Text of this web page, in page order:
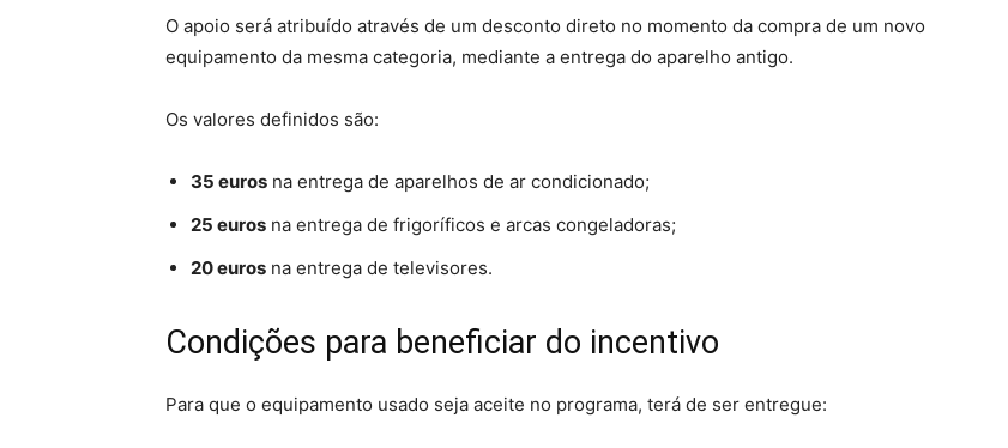
O apoio será atribuído através de um desconto direto no momento da compra de um novo
equipamento da mesma categoria, mediante a entrega do aparelho antigo.
Os valores definidos são:
35 euros na entrega de aparelhos de ar condicionado;
25 euros na entrega de frigoríficos e arcas congeladoras;
20 euros na entrega de televisores.
Condições para beneficiar do incentivo
Para que o equipamento usado seja aceite no programa, terá de ser entregue: